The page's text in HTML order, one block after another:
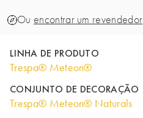
Ou encontrar um revendedor
LINHA DE PRODUTO
Trespa® Meteon®
CONJUNTO DE DECORAÇÃO
Trespa® Meteon® Naturals